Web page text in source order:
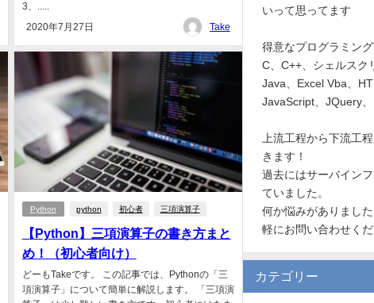
3、.....
2020年7月27日 Take
Python python 初心者 三項演算子
【Python】三項演算子の書き方まと
め！（初心者向け）
どーもTakeです。 この記事では、Pythonの「三
項演算子」について簡単に解説します。 「三項演
いって思ってます
得意なプログラミング
C、C++、シェルスク
Java、Excel Vba、
JavaScript、JQuery
上流工程から下流工
きます！
過去にはサーバイン
ていました。
何か悩みがありまし
軽にお問い合わせく
カテゴリー